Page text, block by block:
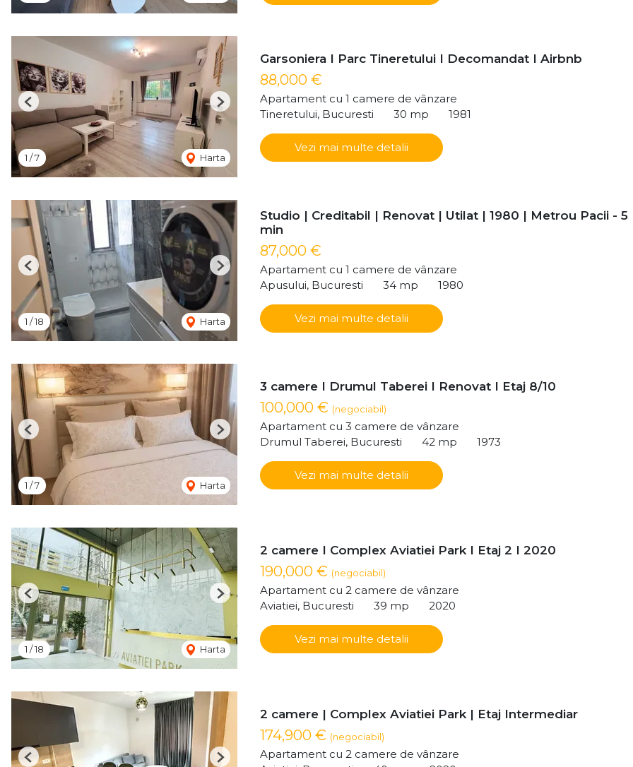
1 /7 Harta
Previous Next
Garsoniera I Parc Tineretului I Decomandat I Airbnb
88,000 €
Apartament cu 1 camere de vânzare
Tineretului, Bucuresti
30 mp 1981
Vezi mai multe detalii
1 /18 Harta
Previous Next
Studio | Creditabil | Renovat | Utilat | 1980 | Metrou Pacii - 5
min
87,000 €
Apartament cu 1 camere de vânzare
Apusului, Bucuresti
34 mp 1980
Vezi mai multe detalii
1 /7 Harta
Previous Next
3 camere I Drumul Taberei I Renovat I Etaj 8/10
100,000 € (negociabil)
Apartament cu 3 camere de vânzare
Drumul Taberei, Bucuresti
42 mp 1973
Vezi mai multe detalii
1 /18 Harta
Previous Next
2 camere I Complex Aviatiei Park I Etaj 2 I 2020
190,000 € (negociabil)
Apartament cu 2 camere de vânzare
Aviatiei, Bucuresti
39 mp 2020
Vezi mai multe detalii
Previous Next
2 camere | Complex Aviatiei Park | Etaj Intermediar
174,900 € (negociabil)
Apartament cu 2 camere de vânzare